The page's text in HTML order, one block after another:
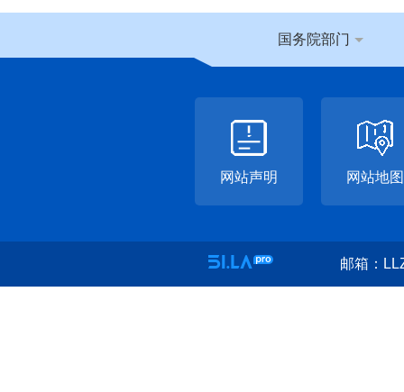
国务院部门
网站声明 网站地图
邮箱：